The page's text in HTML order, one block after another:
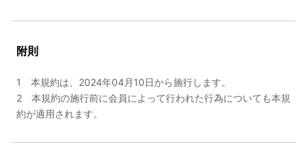
附則
1 本規約は、2024年04月10日から施行します。
2 本規約の施行前に会員によって行われた行為についても本規
約が適用されます。